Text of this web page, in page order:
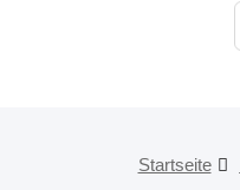
Startseite